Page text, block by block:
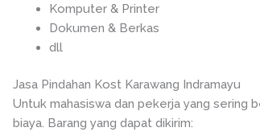
Komputer & Printer
Dokumen & Berkas
dll
Jasa Pindahan Kost Karawang Indramayu
Untuk mahasiswa dan pekerja yang sering
biaya. Barang yang dapat dikirim: